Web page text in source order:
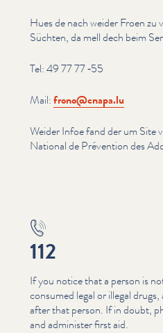
Hues de nach weider Froen zu
Süchten, da mell dech beim
Tel: 49 77 77 ‑55
Mail:frono@​cnapa.​lu
Weider Infoe fand der um
National de Prévention des
112
If you notice that a person is
consumed legal or illegal
after that person. If in doubt,
and administer first aid.